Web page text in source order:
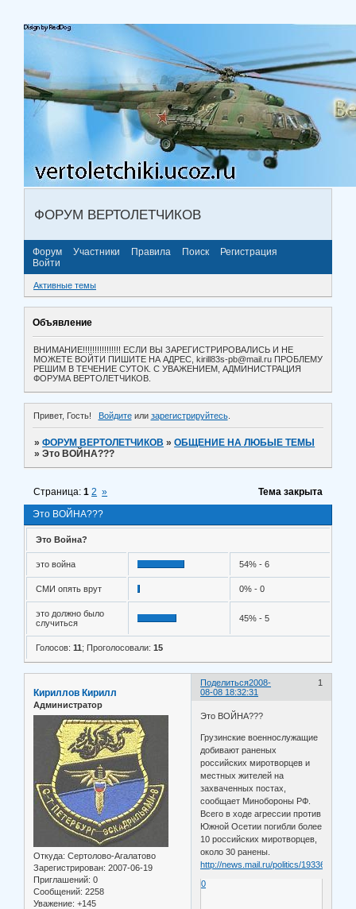
ФОРУМ ВЕРТОЛЕТЧИКОВ
Форум Участники Правила Поиск
Регистрация
Войти
Активные темы
Объявление
ВНИМАНИЕ!!!!!!!!!!!!!!!! ЕСЛИ ВЫ ЗАРЕГИСТРИРОВАЛИСЬ И НЕ
МОЖЕТЕ ВОЙТИ ПИШИТЕ НА АДРЕС, kirill83s-pb@mail.ru ПРОБЛЕМУ
РЕШИМ В ТЕЧЕНИЕ СУТОК. С УВАЖЕНИЕМ, АДМИНИСТРАЦИЯ
ФОРУМА ВЕРТОЛЕТЧИКОВ.
Привет, Гость! Войдитеили зарегистрируйтесь.
»ФОРУМ ВЕРТОЛЕТЧИКОВ »ОБЩЕНИЕ НА ЛЮБЫЕ ТЕМЫ
»Это ВОЙНА???
Это ВОЙНА???
Страница:1 2 » Тема закрыта
Это Война?
это война 54% - 6
СМИ опять врут 0% - 0
это должно было
случиться
45% - 5
Голосов: 11; Проголосовали: 15
Поделиться 1
2008-
08-08 18:32:31
Кириллов Кирилл
Администратор
Откуда: Сертолово-Агалатово
Зарегистрирован: 2007-06-19
Приглашений: 0
Сообщений: 2258
Уважение: +145
Это ВОЙНА???
Грузинские военнослужащие
добивают раненых
российских миротворцев и
местных жителей на
захваченных постах,
сообщает Минобороны РФ.
Всего в ходе агрессии против
Южной Осетии погибли более
10 российских миротворцев,
около 30 ранены.
http://news.mail.ru/politics/1933658
0